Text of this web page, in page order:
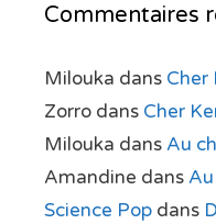
Commentaires
Milouka dans Cher
Zorro dans Cher
Milouka dans Au
Amandine dans
Science Pop dans